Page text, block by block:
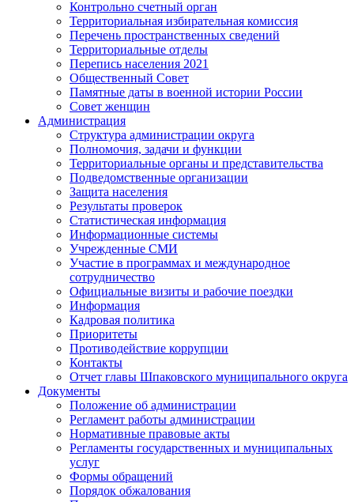
Контрольно счетный орган
Территориальная избирательная комиссия
Перечень пространственных сведений
Территориальные отделы
Перепись населения 2021
Общественный Совет
Памятные даты в военной истории России
Совет женщин
Администрация
Структура администрации округа
Полномочия, задачи и функции
Территориальные органы и представительства
Подведомственные организации
Защита населения
Результаты проверок
Статистическая информация
Информационные системы
Учрежденные СМИ
Участие в программах и международное
сотрудничество
Официальные визиты и рабочие поездки
Информация
Кадровая политика
Приоритеты
Противодействие коррупции
Контакты
Отчет главы Шпаковского муниципального округа
Документы
Положение об администрации
Регламент работы администрации
Нормативные правовые акты
Регламенты государственных и муниципальных
услуг
Формы обращений
Порядок обжалования